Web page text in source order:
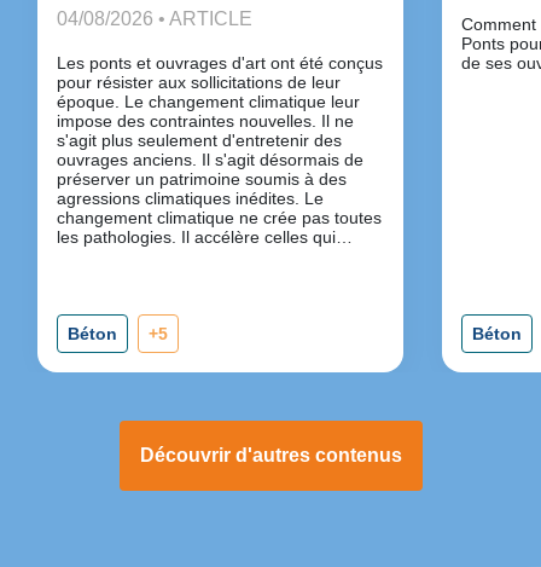
04/08/2026 • ARTICLE
Les ponts et ouvrages d'art ont été conçus
pour résister aux sollicitations de leur
époque. Le changement climatique leur
impose des contraintes nouvelles. Il ne
s'agit plus seulement d'entretenir des
ouvrages anciens. Il s'agit désormais de
préserver un patrimoine soumis à des
agressions climatiques inédites. Le
changement climatique ne crée pas toutes
les pathologies. Il accélère celles qui
Béton +5
Comment
Ponts
de ses
Béton
Découvrir d'autres contenus